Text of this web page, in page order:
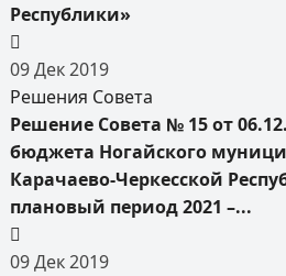
Республики»
09Дек2019
Решения Совета
Решение Совета № 15 от
бюджета Ногайского
Карачаево-Черкесской
плановый период 2021 –...
09Дек2019